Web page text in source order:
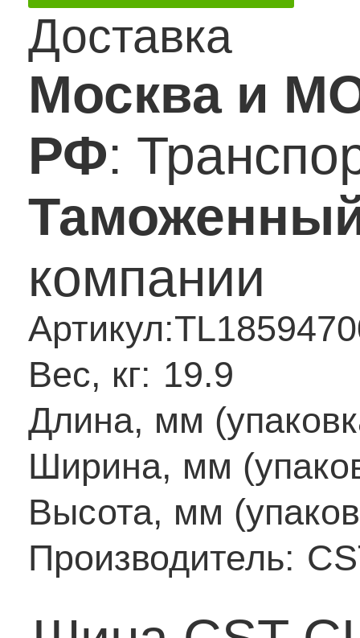
Доставка
Москва и
РФ:
компании
Артикул:
Вес, кг: 19.9
Длина, мм
Ширина, мм
Высота, мм
Производитель: